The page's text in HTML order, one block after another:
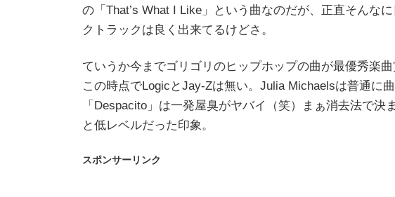
の「That’s What I Like」という曲なのだが、正直そんな
クトラックは良く出来てるけどさ。
ていうか今までゴリゴリのヒップホップの曲が最優秀楽
この時点でLogicとJay-Zは無い。Julia Michaelsは普通に
「Despacito」は一発屋臭がヤバイ（笑）まぁ消去法で
と低レベルだった印象。
スポンサーリンク